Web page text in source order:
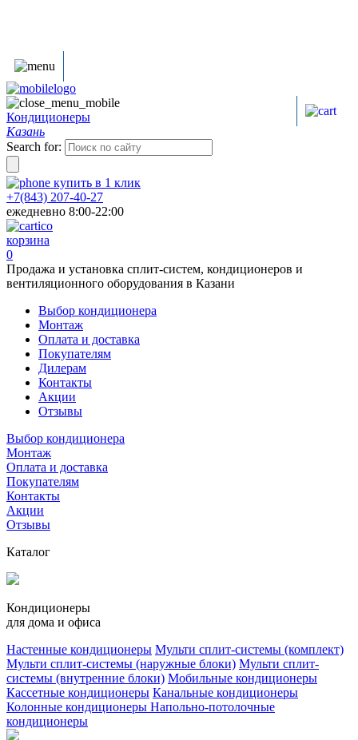
Кондиционеры
Казань
Search for:
купить в 1 клик
+7(843) 207-40-27
ежедневно 8:00-22:00
корзина
0
Продажа и установка сплит-систем, кондиционеров и
вентиляционного оборудования в Казани
Выбор кондиционера
Монтаж
Оплата и доставка
Покупателям
Дилерам
Контакты
Акции
Отзывы
Выбор кондиционера
Монтаж
Оплата и доставка
Покупателям
Контакты
Акции
Отзывы
Каталог
Кондиционеры
для дома и офиса
Настенные кондиционеры Мульти сплит-системы (комплект)
Мульти сплит-системы (наружные блоки) Мульти сплит-
системы (внутренние блоки) Мобильные кондиционеры
Кассетные кондиционеры Канальные кондиционеры
Колонные кондиционеры Напольно-потолочные
кондиционеры